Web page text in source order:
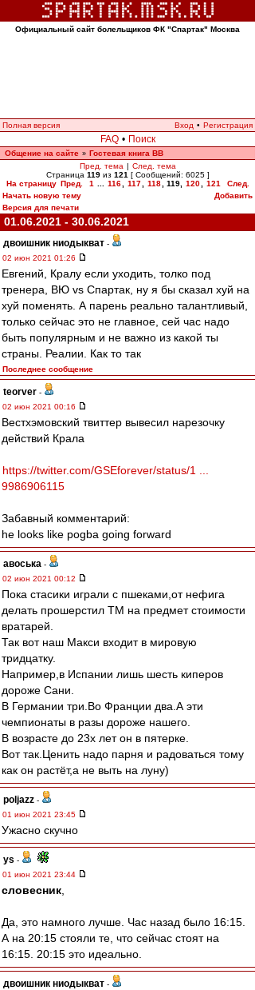
Официальный сайт болельщиков ФК "Спартак" Москва
Полная версия Вход • Регистрация
FAQ • Поиск
Общение на сайте » Гостевая книга ВВ
Пред. тема | След. тема
Страница 119из 121 [ Сообщений: 6025 ]
На страницу Пред. 1 116 117 118 119, 120 121
След.
Начать новую тему
Добавить
Версия для печати
01.06.2021 - 30.06.2021
двоишник ниодыкват -
02 июн 2021 01:26
Евгений, Кралу если уходить, толко под
тренера, ВЮ vs Спартак, ну я бы сказал хуй на
хуй поменять. А парень реально талантливый,
только сейчас это не главное, сей час надо
быть популярным и не важно из какой ты
страны. Реалии. Как то так
Последнее сообщение
teorver -
02 июн 2021 00:16
Вестхэмовский твиттер вывесил нарезочку
действий Крала
https://twitter.com/GSEforever/status/1 ...
9986906115
Забавный комментарий:
he looks like pogba going forward
авоська -
02 июн 2021 00:12
Пока стасики играли с пшеками,от нефига
делать прошерстил ТМ на предмет стоимости
вратарей.
Так вот наш Макси входит в мировую
тридцатку.
Например,в Испании лишь шесть киперов
дороже Сани.
В Германии три.Во Франции два.А эти
чемпионаты в разы дороже нашего.
В возрасте до 23х лет он в пятерке.
Вот так.Ценить надо парня и радоваться тому
как он растёт,а не выть на луну)
poljazz -
01 июн 2021 23:45
Ужасно скучно
ys -
01 июн 2021 23:44
словесник
Да, это намного лучше. Час назад было 16:15.
А на 20:15 стояли те, что сейчас стоят на
16:15. 20:15 это идеально.
двоишник ниодыкват -